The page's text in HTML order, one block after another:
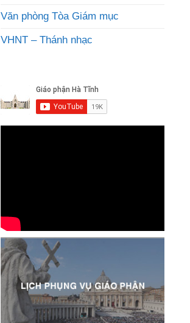
Văn phòng Tòa Giám mục
VHNT – Thánh nhạc